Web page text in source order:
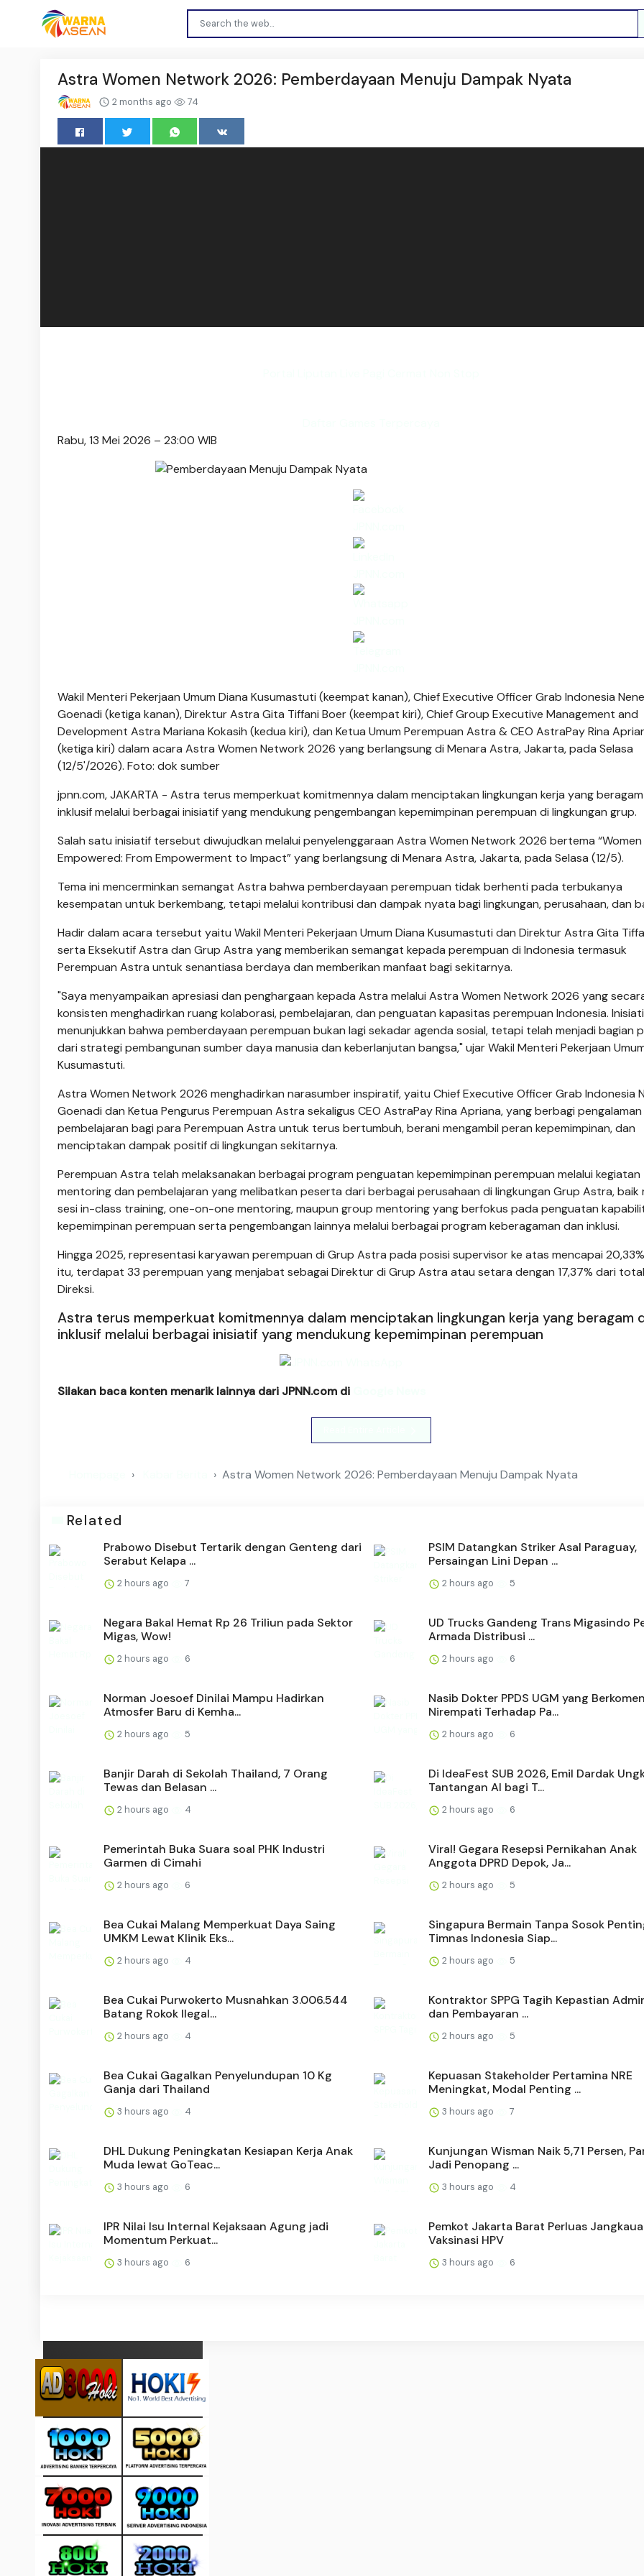
Astra Women Network 2026: Pemberdayaan Menuju Dampak Nyata
2 months ago 74
Rabu, 13 Mei 2026 – 23:00 WIB
Wakil Menteri Pekerjaan Umum Diana Kusumastuti (keempat kanan), Chief Executive Officer Grab Indonesia
Goenadi (ketiga kanan), Direktur Astra Gita Tiffani Boer (keempat kiri), Chief Group Executive Management and
Development Astra Mariana Kokasih (kedua kiri), dan Ketua Umum Perempuan Astra & CEO AstraPay Rina
(ketiga kiri) dalam acara Astra Women Network 2026 yang berlangsung di Menara Astra, Jakarta, pada Selasa
(12/5'/2026). Foto: dok sumber
jpnn.com, JAKARTA - Astra terus memperkuat komitmennya dalam menciptakan lingkungan kerja yang
inklusif melalui berbagai inisiatif yang mendukung pengembangan kepemimpinan perempuan di lingkungan grup.
Salah satu inisiatif tersebut diwujudkan melalui penyelenggaraan Astra Women Network 2026 bertema “Women
Empowered: From Empowerment to Impact” yang berlangsung di Menara Astra, Jakarta, pada Selasa (12/5).
Tema ini mencerminkan semangat Astra bahwa pemberdayaan perempuan tidak berhenti pada terbukanya
kesempatan untuk berkembang, tetapi melalui kontribusi dan dampak nyata bagi lingkungan, perusahaan, dan
Hadir dalam acara tersebut yaitu Wakil Menteri Pekerjaan Umum Diana Kusumastuti dan Direktur Astra Gita
serta Eksekutif Astra dan Grup Astra yang memberikan semangat kepada perempuan di Indonesia termasuk
Perempuan Astra untuk senantiasa berdaya dan memberikan manfaat bagi sekitarnya.
"Saya menyampaikan apresiasi dan penghargaan kepada Astra melalui Astra Women Network 2026 yang
konsisten menghadirkan ruang kolaborasi, pembelajaran, dan penguatan kapasitas perempuan Indonesia.
menunjukkan bahwa pemberdayaan perempuan bukan lagi sekadar agenda sosial, tetapi telah menjadi bagian
dari strategi pembangunan sumber daya manusia dan keberlanjutan bangsa," ujar Wakil Menteri Pekerjaan
Kusumastuti.
Astra Women Network 2026 menghadirkan narasumber inspiratif, yaitu Chief Executive Officer Grab Indonesia
Goenadi dan Ketua Pengurus Perempuan Astra sekaligus CEO AstraPay Rina Apriana, yang berbagi
pembelajaran bagi para Perempuan Astra untuk terus bertumbuh, berani mengambil peran kepemimpinan, dan
menciptakan dampak positif di lingkungan sekitarnya.
Perempuan Astra telah melaksanakan berbagai program penguatan kepemimpinan perempuan melalui kegiatan
mentoring dan pembelajaran yang melibatkan peserta dari berbagai perusahaan di lingkungan Grup Astra, baik
sesi in-class training, one-on-one mentoring, maupun group mentoring yang berfokus pada penguatan
kepemimpinan perempuan serta pengembangan lainnya melalui berbagai program keberagaman dan inklusi.
Hingga 2025, representasi karyawan perempuan di Grup Astra pada posisi supervisor ke atas mencapai
itu, terdapat 33 perempuan yang menjabat sebagai Direktur di Grup Astra atau setara dengan 17,37% dari
Direksi.
Astra terus memperkuat komitmennya dalam menciptakan lingkungan kerja yang beragam
inklusif melalui berbagai inisiatif yang mendukung kepemimpinan perempuan
Silakan baca konten menarik lainnya dari JPNN.com di
Astra Women Network 2026: Pemberdayaan Menuju Dampak Nyata
Related
Prabowo Disebut Tertarik dengan Genteng dari
Serabut Kelapa ...
2 hours ago 7
PSIM Datangkan Striker Asal Paraguay,
Persaingan Lini Depan ...
2 hours ago 5
Negara Bakal Hemat Rp 26 Triliun pada Sektor
Migas, Wow!
2 hours ago 6
UD Trucks Gandeng Trans Migasindo
Armada Distribusi ...
2 hours ago 6
Norman Joesoef Dinilai Mampu Hadirkan
Atmosfer Baru di Kemha...
2 hours ago 5
Nasib Dokter PPDS UGM yang
Nirempati Terhadap Pa...
2 hours ago 6
Banjir Darah di Sekolah Thailand, 7 Orang
Tewas dan Belasan ...
2 hours ago 4
Di IdeaFest SUB 2026, Emil Dardak
Tantangan AI bagi T...
2 hours ago 6
Pemerintah Buka Suara soal PHK Industri
Garmen di Cimahi
2 hours ago 6
Viral! Gegara Resepsi Pernikahan Anak
Anggota DPRD Depok, Ja...
2 hours ago 5
Bea Cukai Malang Memperkuat Daya Saing
UMKM Lewat Klinik Eks...
2 hours ago 4
Singapura Bermain Tanpa Sosok
Timnas Indonesia Siap...
2 hours ago 5
Bea Cukai Purwokerto Musnahkan 3.006.544
Batang Rokok Ilegal...
2 hours ago 4
Kontraktor SPPG Tagih Kepastian
dan Pembayaran ...
2 hours ago 5
Bea Cukai Gagalkan Penyelundupan 10 Kg
Ganja dari Thailand
3 hours ago 4
Kepuasan Stakeholder Pertamina NRE
Meningkat, Modal Penting ...
3 hours ago 7
DHL Dukung Peningkatan Kesiapan Kerja Anak
Muda lewat GoTeac...
3 hours ago 6
Kunjungan Wisman Naik 5,71 Persen,
Jadi Penopang ...
3 hours ago 4
IPR Nilai Isu Internal Kejaksaan Agung jadi
Momentum Perkuat...
3 hours ago 6
Pemkot Jakarta Barat Perluas
Vaksinasi HPV
3 hours ago 6